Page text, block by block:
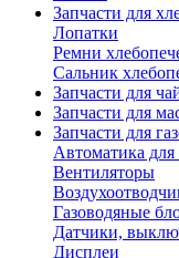
Запчасти для
Лопатки
Ремни
Сальник
Запчасти для
Запчасти для
Запчасти для
Автоматика для
Вентиляторы
Газоводяные
Датчики,
Дисплеи